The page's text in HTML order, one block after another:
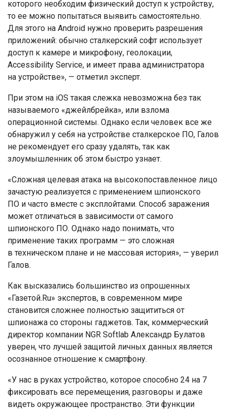
которого необходим физический доступ к устройству,
то ее можно попытаться выявить самостоятельно.
Для этого на Android нужно проверить разрешения
приложений: обычно сталкерский софт использует
доступ к камере и микрофону, геолокации,
Accessibility Service, и имеет права администратора
на устройстве», — отметил эксперт.
При этом на iOS такая слежка невозможна без так
называемого «джейлбрейка», или взлома
операционной системы. Однако если человек все же
обнаружил у себя на устройстве сталкерское ПО, Галов
не рекомендует его сразу удалять, так как
злоумышленник об этом быстро узнает.
«Сложная целевая атака на высокопоставленное лицо
зачастую реализуется с применением шпионского
ПО и часто вместе с эксплойтами. Способ заражения
может отличаться в зависимости от самого
шпионского ПО. Однако надо понимать, что
применение таких программ — это сложная
в техническом плане и не массовая история», — уверил
Галов.
Как высказались большинство из опрошенных
«Газетой.Ru» экспертов, в современном мире
становится сложнее полностью защититься от
шпионажа со стороны гаджетов. Так, коммерческий
директор компании NGR Softlab Александр Булатов
уверен, что лучшей защитой личных данных является
осознанное отношение к смартфону.
«У нас в руках устройство, которое способно 24 на 7
фиксировать все перемещения, разговоры и даже
видеть окружающее пространство. Эти функции